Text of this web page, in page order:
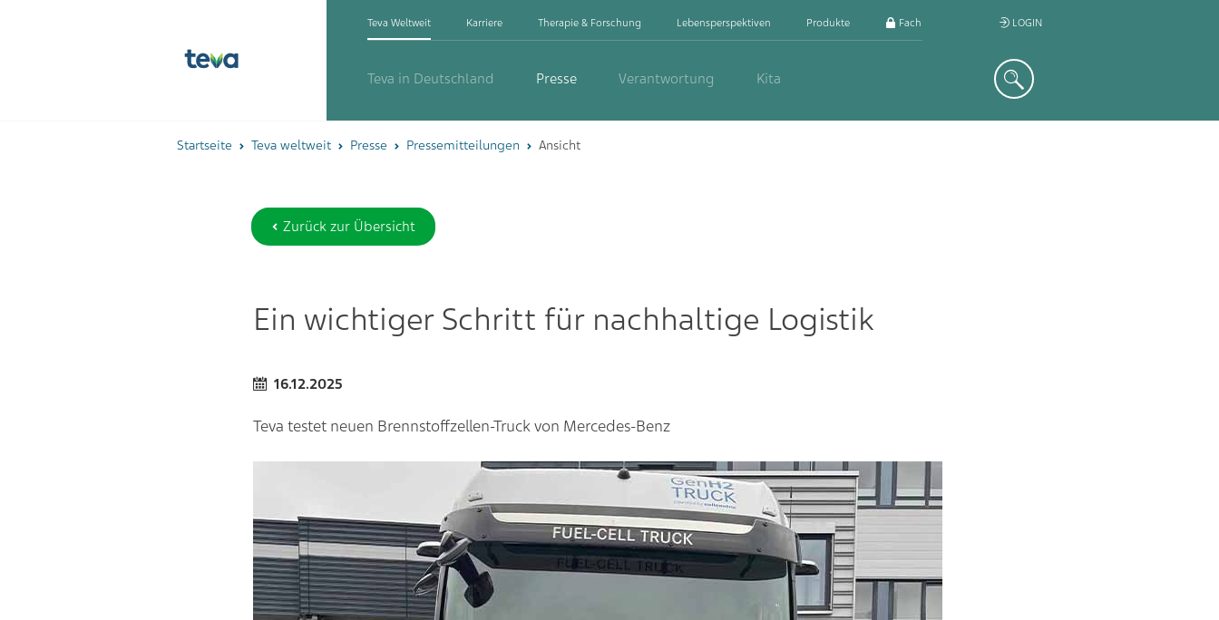
Teva Weltweit Karriere Therapie & Forschung Lebensperspektiven Produkte Fachkreis
Teva in Deutschland Presse Verantwortung Kita Suche
LOGIN
Startseite Teva weltweit Presse Pressemitteilungen Ansicht
Zurück zur Übersicht
Ein wichtiger Schritt für nachhaltige Logistik
16.12.2025
Teva testet neuen Brennstoffzellen-Truck von Mercedes-Benz